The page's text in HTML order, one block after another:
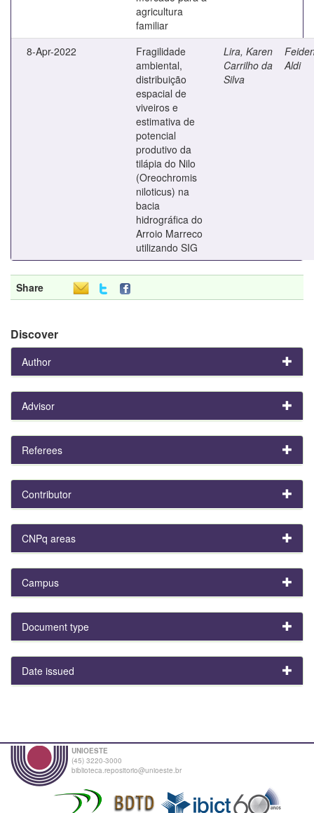
agricultura
familiar
8-Apr-2022
Fragilidade
ambiental,
distribuição
espacial de
viveiros e
estimativa de
potencial
produtivo da
tilápia do Nilo
(Oreochromis
niloticus) na
bacia
hidrográfica do
Arroio Marreco
utilizando SIG
Lira, Karen
Carrilho da
Silva
Aldi
Share
Discover
Author
Advisor
Referees
Contributor
CNPq areas
Campus
Document type
Date issued
UNIOESTE
(45) 3220-3000
biblioteca.repositorio@unioeste.br